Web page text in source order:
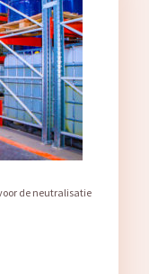
de neutralisatie